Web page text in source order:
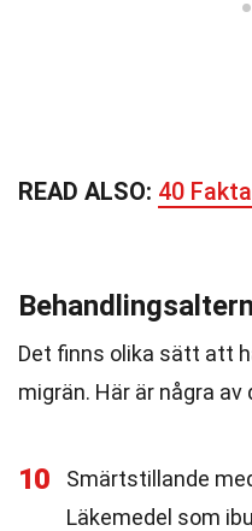
READ ALSO: 40
Det finns olika sätt att
migrän. Här är några
10
Smärtstillande
Läkemedel som